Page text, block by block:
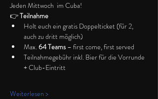
Jeden Mittwoch  im Cuba!
👉 Teilnahme
Holt euch ein gratis Doppelticket (für 2,
auch zu dritt möglich)
Max. 64 Teams – first come, first served
Teilnahmegebühr inkl. Bier für die Vorrunde
+ Club-Eintritt
Weiterlesen >